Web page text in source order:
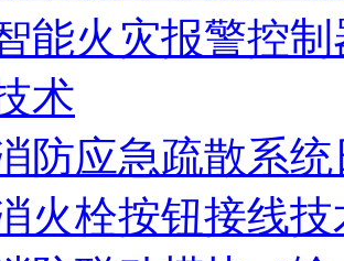
能火灾报警控
术
防应急疏散系
火栓按钮接线